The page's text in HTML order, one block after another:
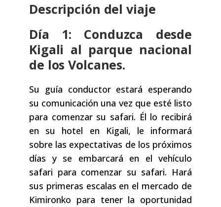
Descripción del viaje
Día 1: Conduzca desde
Kigali al parque nacional
de los Volcanes.
Su guía conductor estará esperando
su comunicación una vez que esté listo
para comenzar su safari. Él lo recibirá
en su hotel en Kigali, le informará
sobre las expectativas de los próximos
días y se embarcará en el vehículo
safari para comenzar su safari. Hará
sus primeras escalas en el mercado de
Kimironko para tener la oportunidad